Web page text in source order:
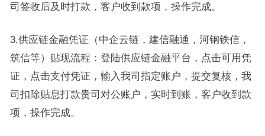
司签收后及时打款，客户收到款项，操作完成。
3.供应链金融凭证（中企云链，建信融通，河钢铁信，
筑信等）贴现流程：登陆供应链金融平台，点击可用凭
证，点击支付凭证，输入我司指定账户，提交复核，我
司扣除贴息打款贵司对公账户，实时到账，客户收到款
项，操作完成。